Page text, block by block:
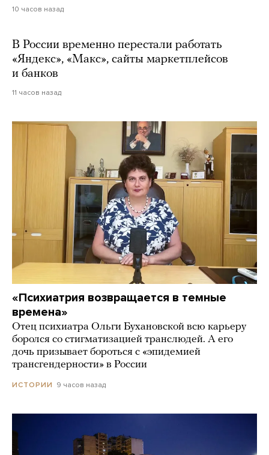
10 часов назад
В России временно перестали работать
«Яндекс», «Макс», сайты маркетплейсов
и банков
11 часов назад
«Психиатрия возвращается в темные
времена»
Отец психиатра Ольги Бухановской всю карьеру
боролся со стигматизацией транслюдей. А его
дочь призывает бороться с «эпидемией
трансгендерности» в России
ИСТОРИИ 9 часов назад